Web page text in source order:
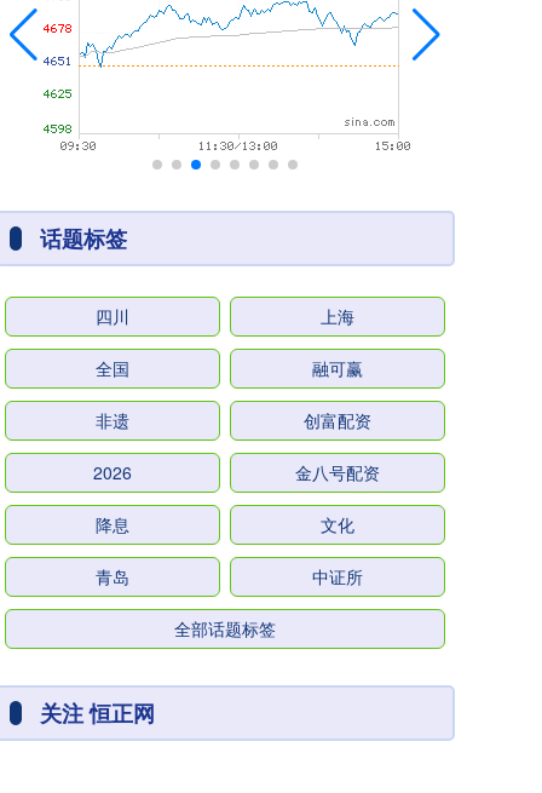
话题标签
四川 上海
全国 融可赢
非遗 创富配资
2026 金八号配资
降息 文化
青岛 中证所
全部话题标签
关注 恒正网